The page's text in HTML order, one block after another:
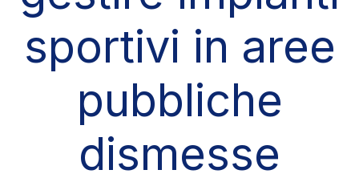
sportivi in aree
pubbliche
dismesse